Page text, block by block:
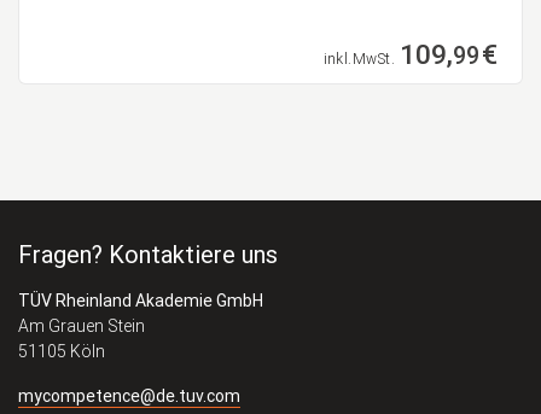
inkl. MwSt. 109,99€
Fragen? Kontaktiere uns
TÜV Rheinland Akademie GmbH
Am Grauen Stein
51105 Köln
mycompetence@de.tuv.com